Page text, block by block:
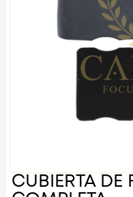
CUBIERTA DE